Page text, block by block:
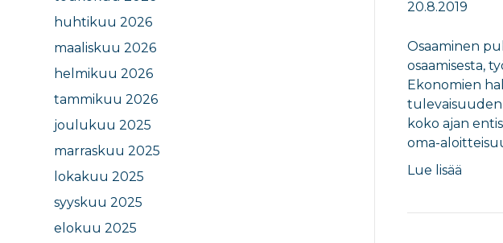
huhtikuu 2026
maaliskuu 2026
helmikuu 2026
tammikuu 2026
joulukuu 2025
marraskuu 2025
lokakuu 2025
syyskuu 2025
elokuu 2025
20.8.2019
Osaaminen
osaamisesta,
Ekonomien
tulevaisuuden
koko ajan
oma-
Lue lisää